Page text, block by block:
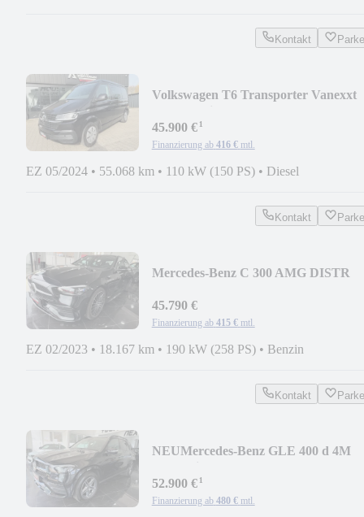
Kontakt
Volkswagen T6 Transporter Vanexxt
45.900 €¹
Finanzierung ab 416 € mtl.
EZ 05/2024 • 55.068 km • 110 kW (150 PS) • Diesel
Kontakt
Mercedes-Benz C 300 AMG DISTR
45.790 €
Finanzierung ab 415 € mtl.
EZ 02/2023 • 18.167 km • 190 kW (258 PS) • Benzin
Kontakt
NEUMercedes-Benz GLE 400 d 4M
360
52.900 €¹
Finanzierung ab 480 € mtl.